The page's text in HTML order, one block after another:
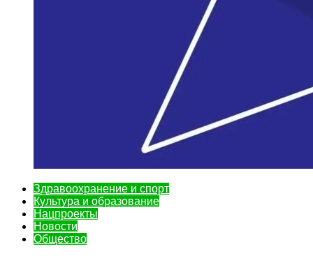
Здравоохранение и спорт
Культура и образование
Нацпроекты
Новости
Общество